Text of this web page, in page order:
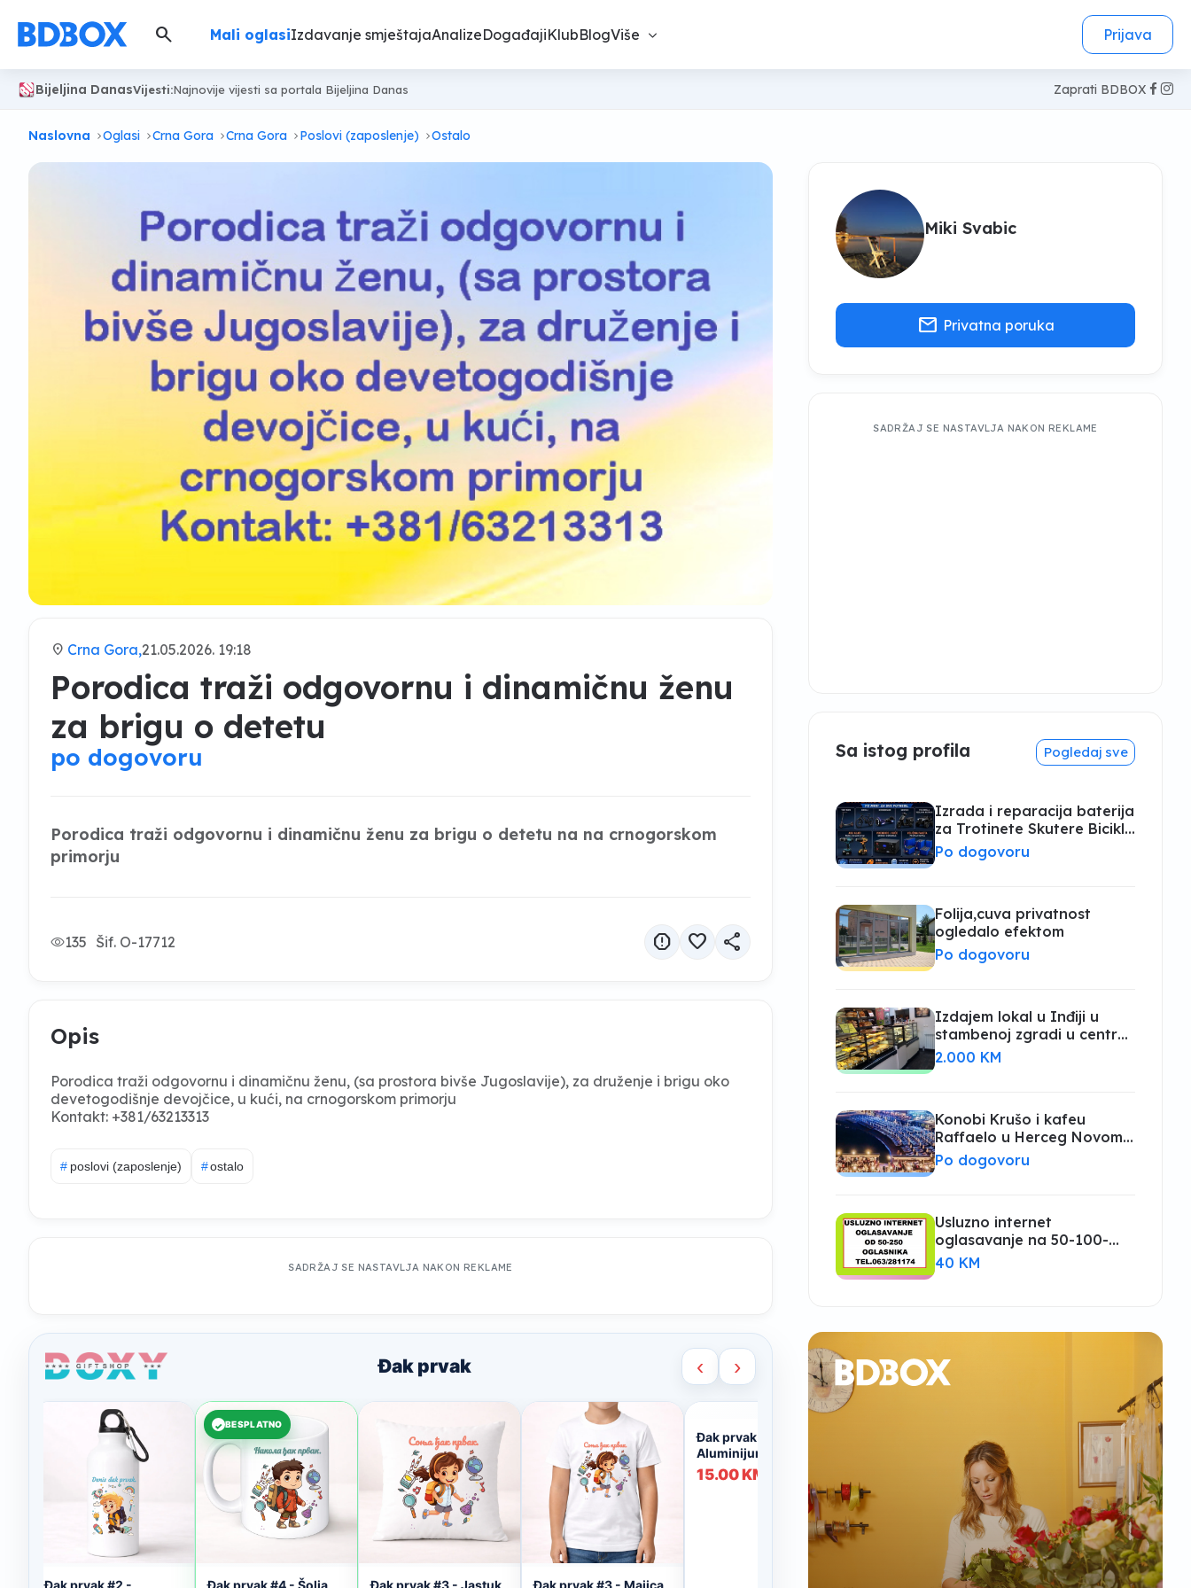
search Mali oglasiIzdavanje smještajaAnalizeDogađajiKlubBlogViše Prijava
Bijeljina DanasVijesti:Najnovije vijesti sa portala Bijeljina Danas Zaprati BDBOX
Naslovna Oglasi Crna Gora Crna Gora Poslovi (zaposlenje) Ostalo
location_on Crna Gora,21.05.2026. 19:18
Porodica traži odgovornu i dinamičnu ženu
za brigu o detetu
po dogovoru
Porodica traži odgovornu i dinamičnu ženu za brigu o detetu na na crnogorskom
primorju
135 Šif. O-17712 report favorite share
Opis
Porodica traži odgovornu i dinamičnu ženu, (sa prostora bivše Jugoslavije), za druženje i brigu oko
devetogodišnje devojčice, u kući, na crnogorskom primorju
Kontakt: +381/63213313
# poslovi (zaposlenje) #ostalo
SADRŽAJ SE NASTAVLJA NAKON REKLAME
Miki Svabic
mail Privatna poruka
SADRŽAJ SE NASTAVLJA NAKON REKLAME
Sa istog profila Pogledaj sve
Izrada i reparacija baterija
za Trotinete Skutere Bicikle
Aku alate itd.
Po dogovoru
Folija,cuva privatnost
ogledalo efektom
Po dogovoru
Izdajem lokal u Inđiji u
stambenoj zgradi u centru
grada
2.000 KM
Konobi Krušo i kafeu
Raffaelo u Herceg Novom
potrebni radnici
Po dogovoru
Usluzno internet
oglasavanje na 50-100-
150-200 oglasnika
40 KM